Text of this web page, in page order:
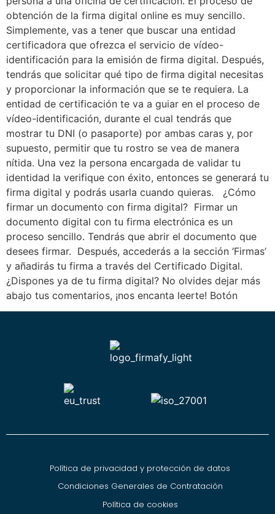
obtención de la firma digital online es muy sencillo.
Simplemente, vas a tener que buscar una entidad
certificadora que ofrezca el servicio de vídeo-
identificación para la emisión de firma digital. Después,
tendrás que solicitar qué tipo de firma digital necesitas
y proporcionar la información que se te requiera. La
entidad de certificación te va a guiar en el proceso de
vídeo-identificación, durante el cual tendrás que
mostrar tu DNI (o pasaporte) por ambas caras y, por
supuesto, permitir que tu rostro se vea de manera
nítida. Una vez la persona encargada de validar tu
identidad la verifique con éxito, entonces se generará tu
firma digital y podrás usarla cuando quieras. ¿Cómo
firmar un documento con firma digital? Firmar un
documento digital con tu firma electrónica es un
proceso sencillo. Tendrás que abrir el documento que
desees firmar. Después, accederás a la sección ‘Firmas’
y añadirás tu firma a través del Certificado Digital.
¿Dispones ya de tu firma digital? No olvides dejar más
abajo tus comentarios, ¡nos encanta leerte! Botón
Política de privacidad y protección de datos
Condiciones Generales de Contratación
Política de cookies